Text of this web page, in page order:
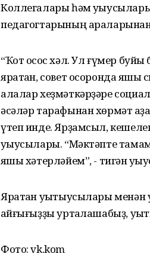
Коллегалары һәм
педагогтарының
“Ҡот осҡос хәл. Ул ғүмер
яратҡан, совет осоронда
алалар хеҙмәткәрҙәре
әсәләр тарафынан хөрмәт
үтеп инде. Ярҙамсыл,
уҡыусылары. “Мәктәпте
яҡшы хәтерләйем”, - тигән
Яратҡан уҡытыусылары
ҡайғығыҙҙы уртаҡлашабыҙ,
Фото: vk.kom